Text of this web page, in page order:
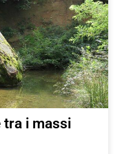
i massi